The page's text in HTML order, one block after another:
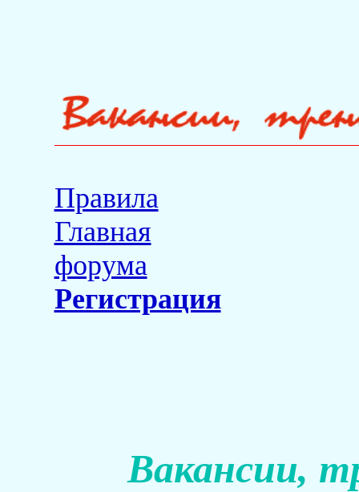
Правила
Главная
форума
Регистрация
Вакансии,